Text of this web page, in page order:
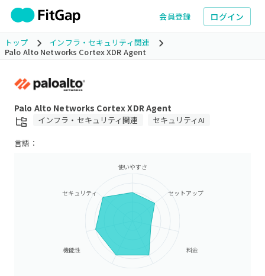
会員登録 ログイン
トップ
インフラ・セキュリティ関連
Palo Alto Networks Cortex XDR Agent
Palo Alto Networks Cortex XDR Agent
インフラ・セキュリティ関連 セキュリティAI
言語：
使いやすさ
セットアップ
料金
機能性
セキュリティ